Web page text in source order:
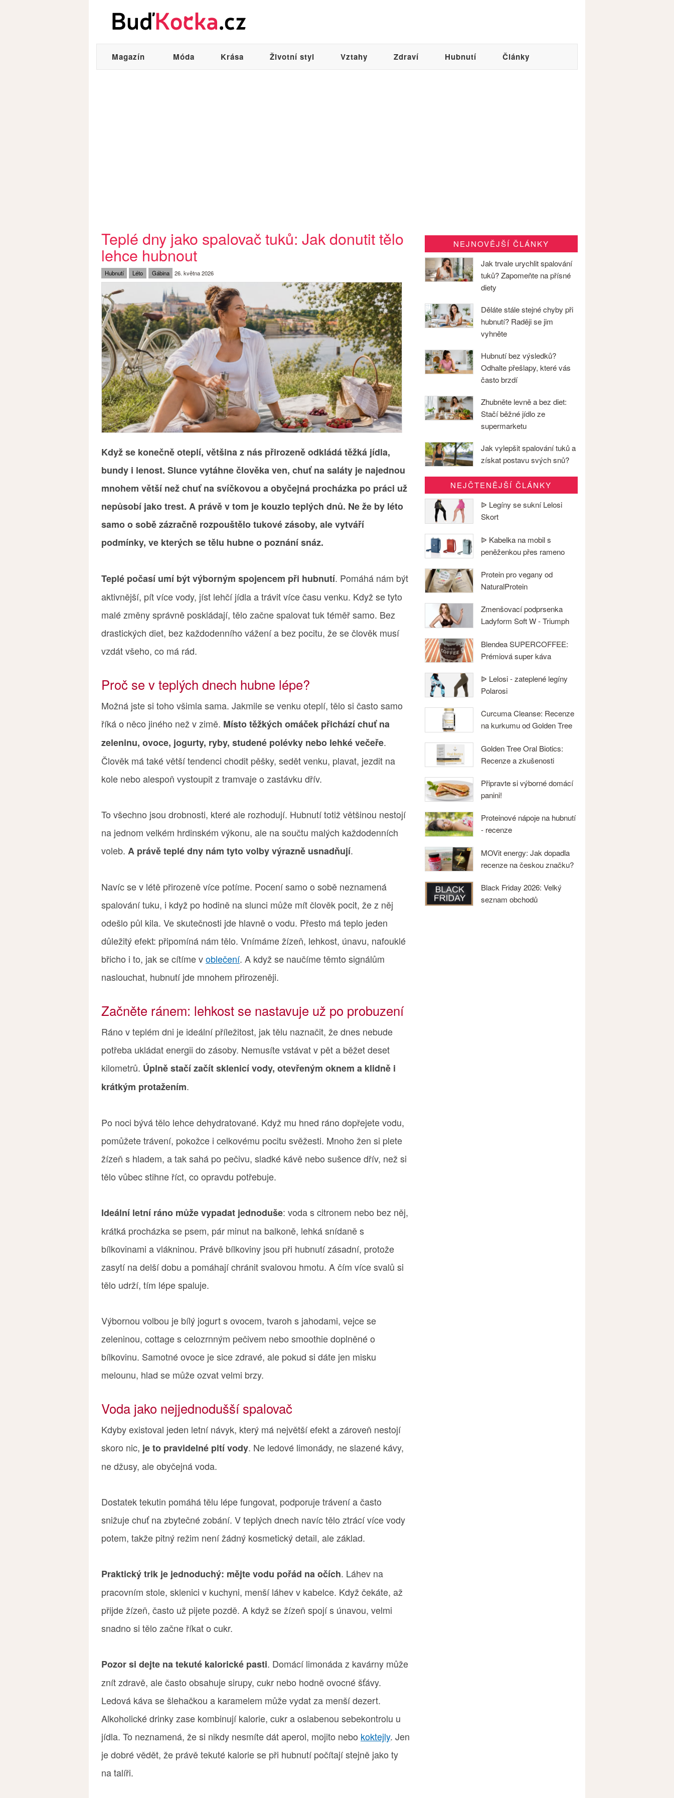
Magazín Móda Krása Životní styl Vztahy Zdraví Hubnutí Články
Teplé dny jako spalovač tuků: Jak donutit tělo
lehce hubnout
Hubnutí Léto Gábina 26. května 2026
Když se konečně oteplí, většina z nás přirozeně odkládá těžká jídla,
bundy i lenost. Slunce vytáhne člověka ven, chuť na saláty je najednou
mnohem větší než chuť na svíčkovou a obyčejná procházka po práci už
nepůsobí jako trest. A právě v tom je kouzlo teplých dnů. Ne že by léto
samo o sobě zázračně rozpouštělo tukové zásoby, ale vytváří
podmínky, ve kterých se tělu hubne o poznání snáz.
Teplé počasí umí být výborným spojencem při hubnutí. Pomáhá nám být
aktivnější, pít více vody, jíst lehčí jídla a trávit více času venku. Když se tyto
malé změny správně poskládají, tělo začne spalovat tuk téměř samo. Bez
drastických diet, bez každodenního vážení a bez pocitu, že se člověk musí
vzdát všeho, co má rád.
Proč se v teplých dnech hubne lépe?
Možná jste si toho všimla sama. Jakmile se venku oteplí, tělo si často samo
říká o něco jiného než v zimě. Místo těžkých omáček přichází chuť na
zeleninu, ovoce, jogurty, ryby, studené polévky nebo lehké večeře.
Člověk má také větší tendenci chodit pěšky, sedět venku, plavat, jezdit na
kole nebo alespoň vystoupit z tramvaje o zastávku dřív.
To všechno jsou drobnosti, které ale rozhodují. Hubnutí totiž většinou nestojí
na jednom velkém hrdinském výkonu, ale na součtu malých každodenních
voleb. A právě teplé dny nám tyto volby výrazně usnadňují.
Navíc se v létě přirozeně více potíme. Pocení samo o sobě neznamená
spalování tuku, i když po hodině na slunci může mít člověk pocit, že z něj
odešlo půl kila. Ve skutečnosti jde hlavně o vodu. Přesto má teplo jeden
důležitý efekt: připomíná nám tělo. Vnímáme žízeň, lehkost, únavu, nafouklé
břicho i to, jak se cítíme voblečení. A když se naučíme těmto signálům
naslouchat, hubnutí jde mnohem přirozeněji.
Začněte ránem: lehkost se nastavuje už po probuzení
Ráno v teplém dni je ideální příležitost, jak tělu naznačit, že dnes nebude
potřeba ukládat energii do zásoby. Nemusíte vstávat v pět a běžet deset
kilometrů. Úplně stačí začít sklenicí vody, otevřeným oknem a klidně i
krátkým protažením.
Po noci bývá tělo lehce dehydratované. Když mu hned ráno dopřejete vodu,
pomůžete trávení, pokožce i celkovému pocitu svěžesti. Mnoho žen si plete
žízeň s hladem, a tak sahá po pečivu, sladké kávě nebo sušence dřív, než si
tělo vůbec stihne říct, co opravdu potřebuje.
Ideální letní ráno může vypadat jednoduše: voda s citronem nebo bez něj,
krátká procházka se psem, pár minut na balkoně, lehká snídaně s
bílkovinami a vlákninou. Právě bílkoviny jsou při hubnutí zásadní, protože
zasytí na delší dobu a pomáhají chránit svalovou hmotu. A čím více svalů si
tělo udrží, tím lépe spaluje.
Výbornou volbou je bílý jogurt s ovocem, tvaroh s jahodami, vejce se
zeleninou, cottage s celozrnným pečivem nebo smoothie doplněné o
bílkovinu. Samotné ovoce je sice zdravé, ale pokud si dáte jen misku
melounu, hlad se může ozvat velmi brzy.
Voda jako nejjednodušší spalovač
Kdyby existoval jeden letní návyk, který má největší efekt a zároveň nestojí
skoro nic, je to pravidelné pití vody. Ne ledové limonády, ne slazené kávy,
ne džusy, ale obyčejná voda.
Dostatek tekutin pomáhá tělu lépe fungovat, podporuje trávení a často
snižuje chuť na zbytečné zobání. V teplých dnech navíc tělo ztrácí více vody
potem, takže pitný režim není žádný kosmetický detail, ale základ.
Praktický trik je jednoduchý: mějte vodu pořád na očích. Láhev na
pracovním stole, sklenici v kuchyni, menší láhev v kabelce. Když čekáte, až
přijde žízeň, často už pijete pozdě. A když se žízeň spojí s únavou, velmi
snadno si tělo začne říkat o cukr.
Pozor si dejte na tekuté kalorické pasti. Domácí limonáda z kavárny může
znít zdravě, ale často obsahuje sirupy, cukr nebo hodně ovocné šťávy.
Ledová káva se šlehačkou a karamelem může vydat za menší dezert.
Alkoholické drinky zase kombinují kalorie, cukr a oslabenou sebekontrolu u
jídla. To neznamená, že si nikdy nesmíte dát aperol, mojito nebo koktejly. Jen
je dobré vědět, že právě tekuté kalorie se při hubnutí počítají stejně jako ty
na talíři.
NEJNOVĚJŠÍ ČLÁNKY
Jak trvale urychlit spalování
tuků? Zapomeňte na přísné
diety
Děláte stále stejné chyby při
hubnutí? Raději se jim
vyhněte
Hubnutí bez výsledků?
Odhalte přešlapy, které vás
často brzdí
Zhubněte levně a bez diet:
Stačí běžné jídlo ze
supermarketu
Jak vylepšit spalování tuků a
získat postavu svých snů?
NEJČTENĚJŠÍ ČLÁNKY
ᐉ Legíny se sukní Lelosi
Skort
ᐉ Kabelka na mobil s
peněženkou přes rameno
Protein pro vegany od
NaturalProtein
Zmenšovací podprsenka
Ladyform Soft W - Triumph
Blendea SUPERCOFFEE:
Prémiová super káva
ᐉ Lelosi - zateplené legíny
Polarosi
Curcuma Cleanse: Recenze
na kurkumu od Golden Tree
Golden Tree Oral Biotics:
Recenze a zkušenosti
Připravte si výborné domácí
panini!
Proteinové nápoje na hubnutí
- recenze
MOVit energy: Jak dopadla
recenze na českou značku?
Black Friday 2026: Velký
seznam obchodů